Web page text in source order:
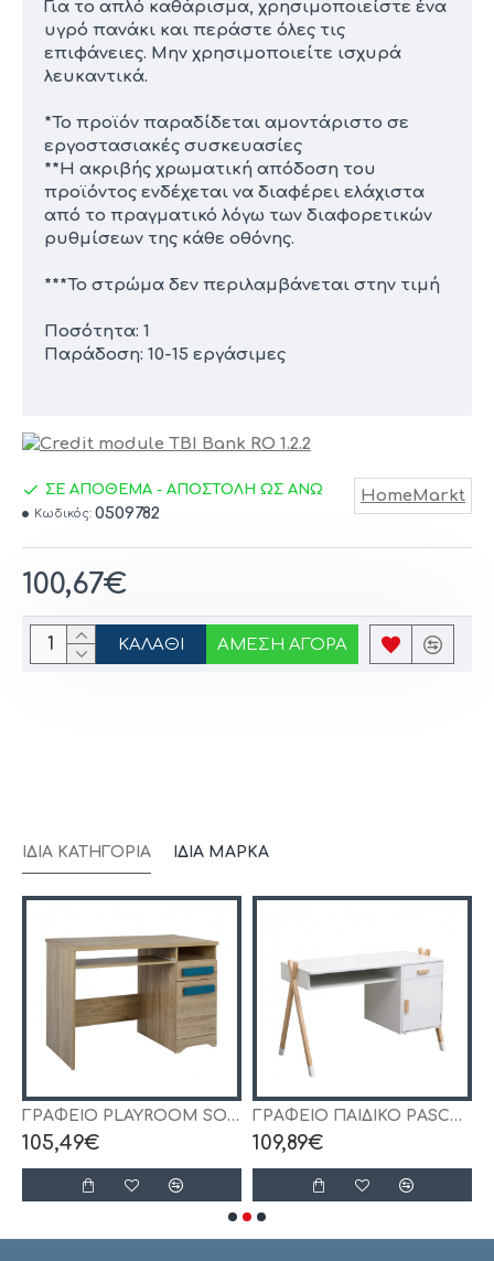
Για το απλό καθάρισμα, χρησιμοποιείστε ένα
υγρό πανάκι και περάστε όλες τις
επιφάνειες. Μην χρησιμοποιείτε ισχυρά
λευκαντικά.
*Το προϊόν παραδίδεται αμοντάριστο σε
εργοστασιακές συσκευασίες
**Η ακριβής χρωματική απόδοση του
προϊόντος ενδέχεται να διαφέρει ελάχιστα
από το πραγματικό λόγω των διαφορετικών
ρυθμίσεων της κάθε οθόνης.
***Το στρώμα δεν περιλαμβάνεται στην τιμή
Ποσότητα: 1
Παράδοση: 10-15 εργάσιμες
100,67€
ΣΕ ΑΠΟΘΕΜΑ - ΑΠΟΣΤΟΛΗ ΩΣ ΑΝΩ
Κωδικός: 0509782
HomeMarkt
ΚΑΛΆΘΙ ΆΜΕΣΗ ΑΓΟΡΆ
ΊΔΙΑ ΚΑΤΗΓΟΡΊΑ ΊΔΙΑ ΜΆΡΚΑ
ΓΡΑΦΕΙΟ PLAYROOM SONAMA-ΣΙΕΛ HM11154.01 110X55X76.5εκ
105,49€
ΓΡΑΦΕΙΟ ΠΑΙΔΙΚΟ PASCHAL HM2496.03 ΜΕΛΑΜΙΝΗ-ΞΥΛΟ ΠΕΥΚΟΥ 120x55x75Υεκ
109,89€